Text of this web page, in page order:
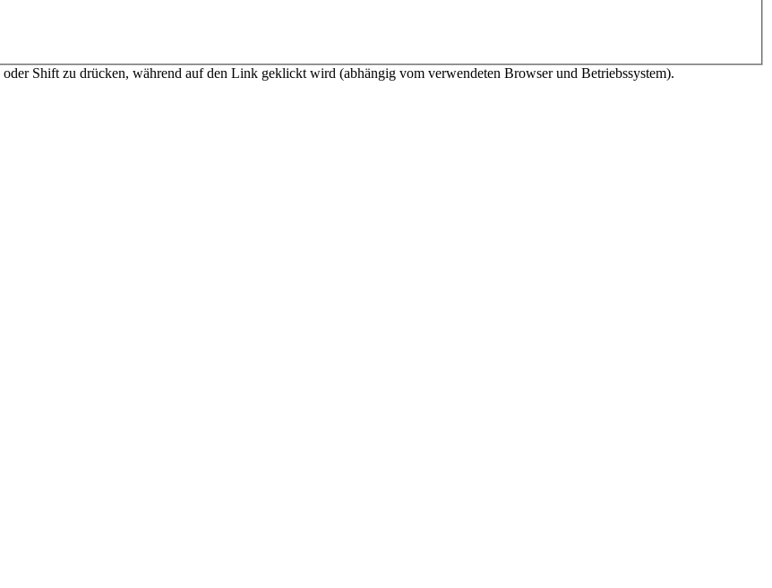
Shift zu drücken, während auf den Link geklickt wird (abhängig vom verwendeten Browser und Betriebssystem).